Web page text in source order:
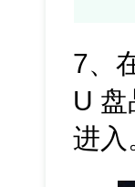
7、
U 盘
进入